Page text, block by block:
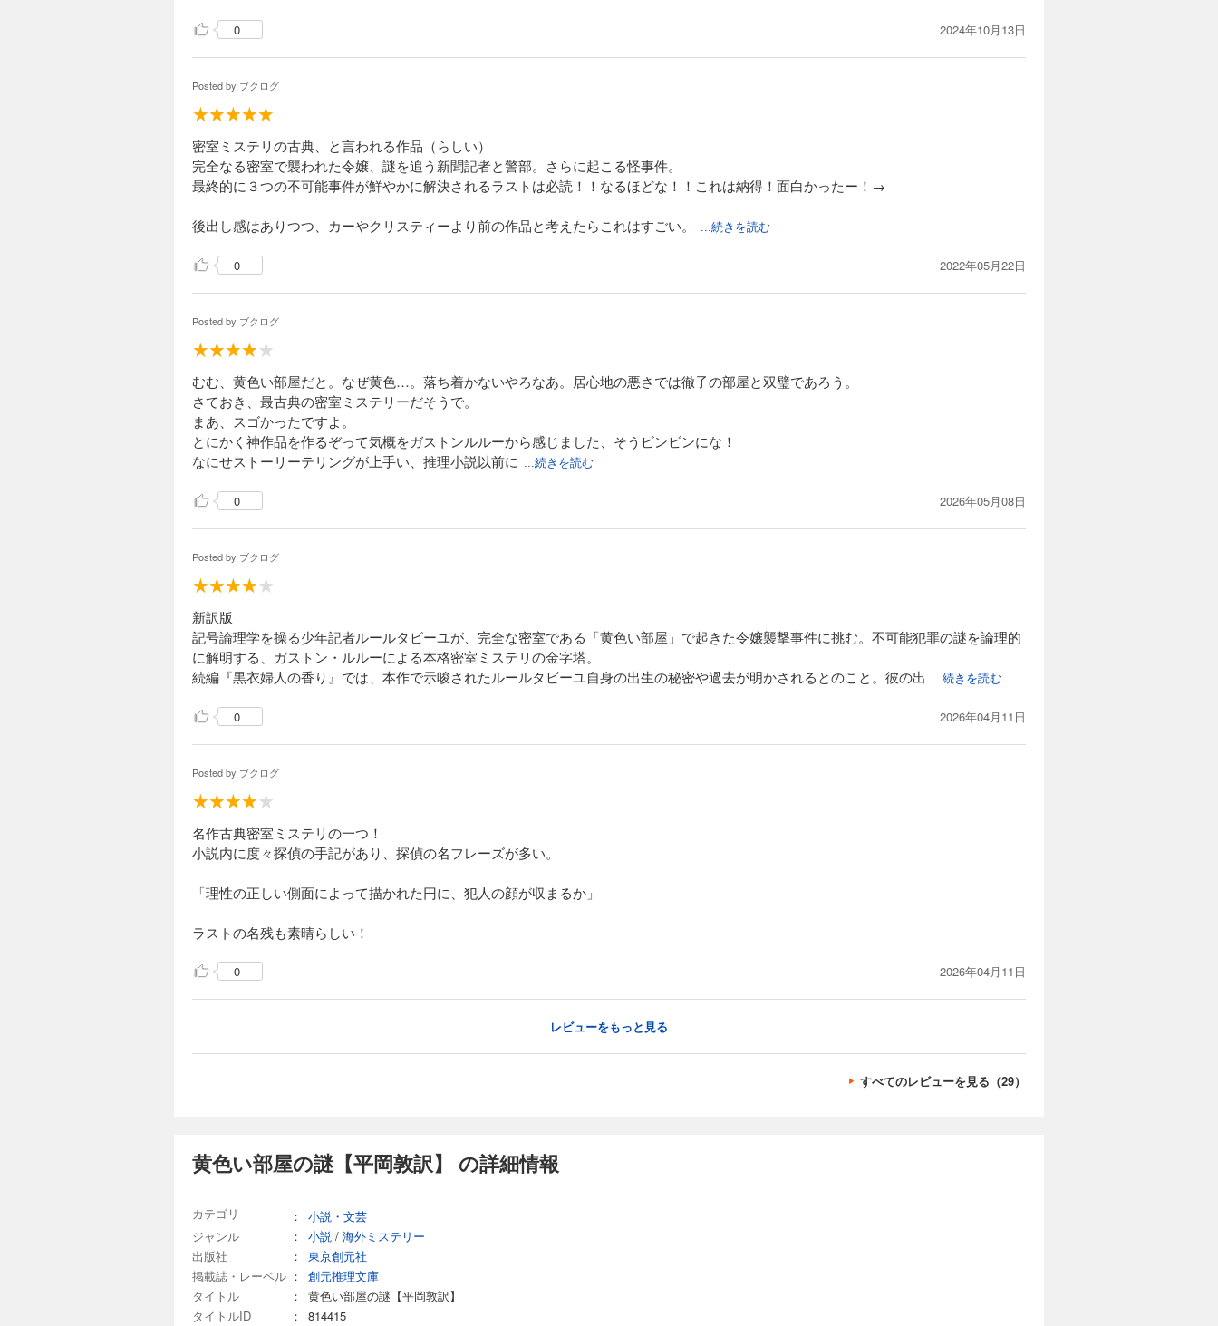
0 2024年10月13日
Posted by ブクログ
密室ミステリの古典、と言われる作品（らしい）
完全なる密室で襲われた令嬢、謎を追う新聞記者と警部。さらに起こる怪事件。
最終的に３つの不可能事件が鮮やかに解決されるラストは必読！！なるほどな！！これは納得！面白かったー！→
後出し感はありつつ、カーやクリスティーより前の作品と考えたらこれはすごい。 ...続きを読む
0 2022年05月22日
Posted by ブクログ
むむ、黄色い部屋だと。なぜ黄色…。落ち着かないやろなあ。居心地の悪さでは徹子の部屋と双璧であろう。
さておき、最古典の密室ミステリーだそうで。
まあ、スゴかったですよ。
とにかく神作品を作るぞって気概をガストンルルーから感じました、そうビンビンにな！
なにせストーリーテリングが上手い、推理小説以前に ...続きを読む
0 2026年05月08日
Posted by ブクログ
新訳版
記号論理学を操る少年記者ルールタビーユが、完全な密室である「黄色い部屋」で起きた令嬢襲撃事件に挑む。不可能犯罪の謎を論理的
に解明する、ガストン・ルルーによる本格密室ミステリの金字塔。
続編『黒衣婦人の香り』では、本作で示唆されたルールタビーユ自身の出生の秘密や過去が明かされるとのこと。彼の出 ...続きを読む
0 2026年04月11日
Posted by ブクログ
名作古典密室ミステリの一つ！
小説内に度々探偵の手記があり、探偵の名フレーズが多い。
「理性の正しい側面によって描かれた円に、犯人の顔が収まるか」
ラストの名残も素晴らしい！
0 2026年04月11日
レビューをもっと見る
すべてのレビューを見る（29）
黄色い部屋の謎【平岡敦訳】 の詳細情報
カテゴリ ：
小説・文芸
ジャンル
： 小説 / 海外ミステリー
出版社
：
東京創元社
掲載誌・レーベル ：
創元推理文庫
タイトル
：
黄色い部屋の謎【平岡敦訳】
タイトルID
：
814415